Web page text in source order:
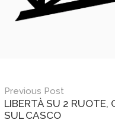
Previous Post
LIBERTÀ SU 2 RUOTE,
SUL CASCO